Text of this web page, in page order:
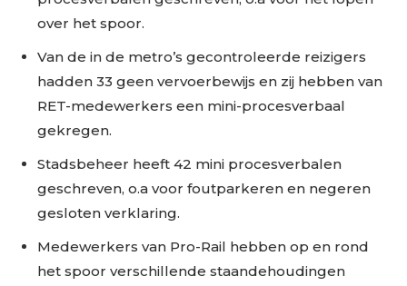
over het spoor.
Van de in de metro’s gecontroleerde reizigers
hadden 33 geen vervoerbewijs en zij hebben van
RET-medewerkers een mini-procesverbaal
gekregen.
Stadsbeheer heeft 42 mini procesverbalen
geschreven, o.a voor foutparkeren en negeren
gesloten verklaring.
Medewerkers van Pro-Rail hebben op en rond
het spoor verschillende staandehoudingen